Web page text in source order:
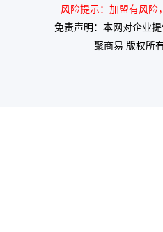
风险提示：加盟有风险
免责声明：本网对企业
聚商易 版权所